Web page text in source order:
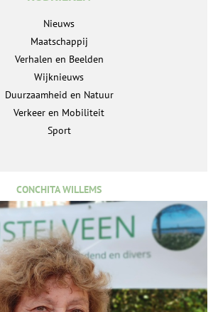
Nieuws
Maatschappij
Verhalen en Beelden
Wijknieuws
Duurzaamheid en Natuur
Verkeer en Mobiliteit
Sport
CONCHITA WILLEMS